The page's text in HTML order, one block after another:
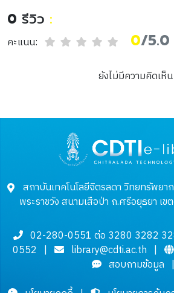
0 รีวิว :
คะแนน: 0/5.0
ยังไม่มีความคิดเห็น
สถาบันเทคโนโลยีจิตรลดา วิทยทรัพยา
พระราชวัง สนามเสือป่า ถ.ศรีอยุธยา เ
02-280-0551 ต่อ 3280 3282
0552 | library@cdti.ac.th |
สอบถามข้อมูล |